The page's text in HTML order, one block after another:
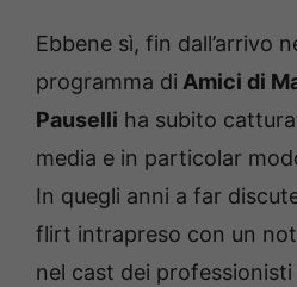
Ebbene sì, fin dall’arrivo
programma di Amici di
Pauselli ha subito
media e in particolar
In quegli anni a far
flirt intrapreso con un
nel cast dei